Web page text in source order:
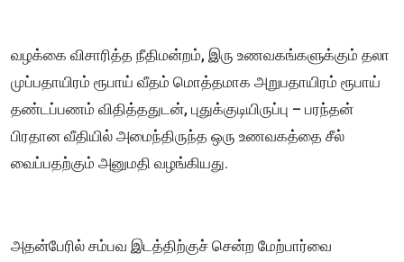
வழக்கை விசாரித்த நீதிமன்றம், இரு உணவகங்களுக்கும் தலா
முப்பதாயிரம் ரூபாய் வீதம் மொத்தமாக அறுபதாயிரம் ரூபாய்
தண்டப்பணம் விதித்ததுடன், புதுக்குடியிருப்பு – பரந்தன்
பிரதான வீதியில் அமைந்திருந்த ஒரு உணவகத்தை சீல்
வைப்பதற்கும் அனுமதி வழங்கியது.
அதன்பேரில் சம்பவ இடத்திற்குச் சென்ற மேற்பார்வை